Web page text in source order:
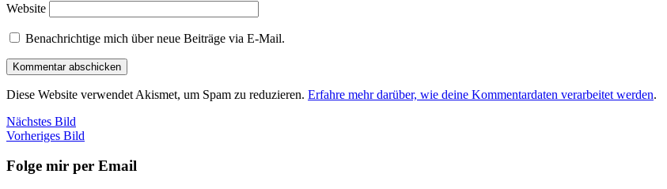
Website
Benachrichtige mich über neue Beiträge via E-Mail.
Diese Website verwendet Akismet, um Spam zu reduzieren. Erfahre mehr darüber, wie deine Kommentardaten verarbeitet werden.
Nächstes Bild
Vorheriges Bild
Folge mir per Email